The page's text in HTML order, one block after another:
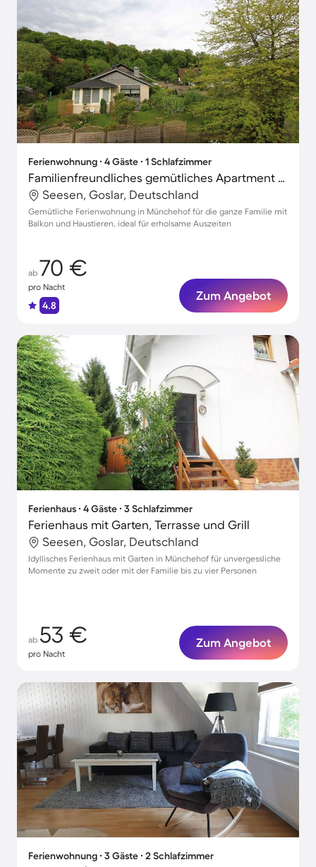
Ferienwohnung ∙ 4 Gäste ∙ 1 Schlafzimmer
Familienfreundliches gemütliches Apartment mit Grill | Haustiere erlaubt
Seesen, Goslar, Deutschland
Gemütliche Ferienwohnung in Münchehof für die ganze Familie mit
Balkon und Haustieren, ideal für erholsame Auszeiten
ab 70 €
pro Nacht
4.8
Zum Angebot
Ferienhaus ∙ 4 Gäste ∙ 3 Schlafzimmer
Ferienhaus mit Garten, Terrasse und Grill
Seesen, Goslar, Deutschland
Idyllisches Ferienhaus mit Garten in Münchehof für unvergessliche
Momente zu zweit oder mit der Familie bis zu vier Personen
ab 53 €
pro Nacht
Zum Angebot
Ferienwohnung ∙ 3 Gäste ∙ 2 Schlafzimmer